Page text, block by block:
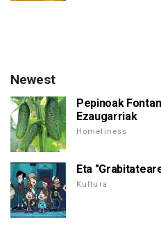
Newest
Pepinoak
Ezaugarriak
Homeliness
Eta
Kultura